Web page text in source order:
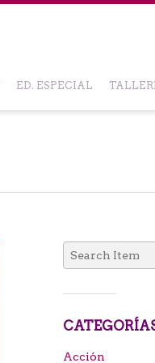
ED. ESPECIAL
Search
for:
Acción